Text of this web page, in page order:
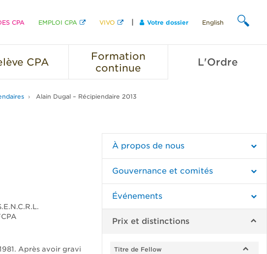
CPA EMPLOI CPA VIVO Votre dossier English
CPA
Formation
continue
L'Ordre
Alain Dugal – Récipiendaire 2013
Après avoir gravi
À propos de nous
Gouvernance et comités
Événements
Prix et distinctions
Titre de Fellow